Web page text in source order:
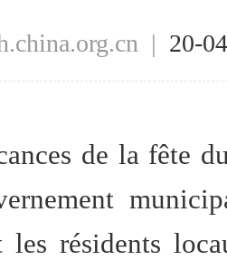
| 20-
de la fête
les résidents